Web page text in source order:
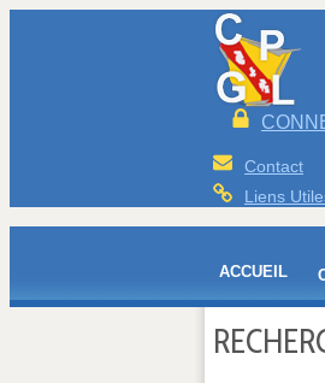
Contact
Liens
ACCUEIL